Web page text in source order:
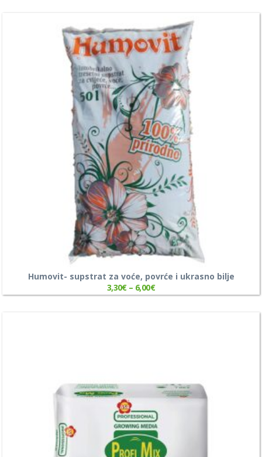
Humovit- supstrat za voće, povrće i ukrasno bilje
3,30€– 6,00€